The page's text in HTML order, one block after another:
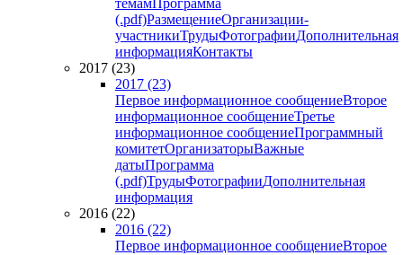
темамПрограмма
(.pdf)РазмещениеОрганизации-
участникиТрудыФотографииДополнительная
информацияКонтакты
2017 (23)
2017 (23)
Первое информационное сообщениеВторое
информационное сообщениеТретье
информационное сообщениеПрограммный
комитетОрганизаторыВажные
датыПрограмма
(.pdf)ТрудыФотографииДополнительная
информация
2016 (22)
2016 (22)
Первое информационное сообщениеВторое